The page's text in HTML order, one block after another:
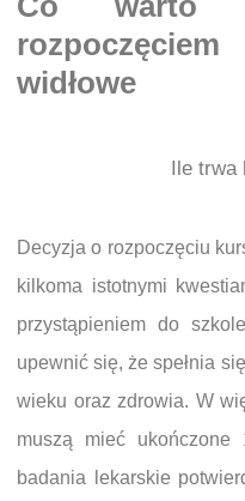
widłowe
Ile
Decyzja o rozpoczęciu
kilkoma istotnymi
przystąpieniem do
upewnić się, że spełnia
wieku oraz zdrowia. W
muszą mieć
badania lekarskie